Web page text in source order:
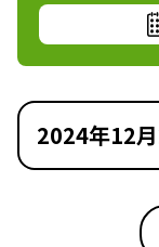
2024年12